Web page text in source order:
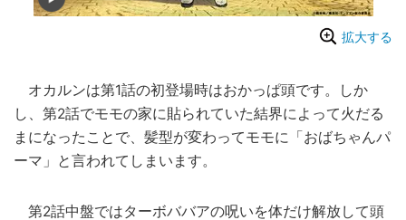
拡大する
オカルンは第1話の初登場時はおかっぱ頭です。しか
し、第2話でモモの家に貼られていた結界によって火だる
まになったことで、髪型が変わってモモに「おばちゃんパ
ーマ」と言われてしまいます。
第2話中盤ではターボババアの呪いを体だけ解放して頭